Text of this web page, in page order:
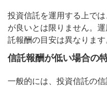
投資信託を運用する上で
が良いとは限りません。
託報酬の目安は異なります
信託報酬が低い場合の
一般的には、投資信託の